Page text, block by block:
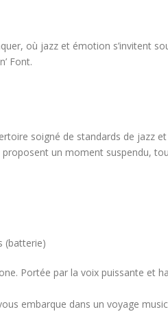
où jazz et émotion s’invitent
Font.
soigné de standards de jazz
un moment suspendu,
(batterie)
Portée par la voix puissante et
embarque dans un voyage